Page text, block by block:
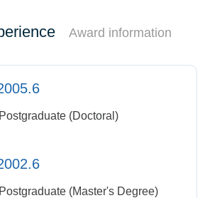
Award information
(Doctoral)
(Master's Degree)